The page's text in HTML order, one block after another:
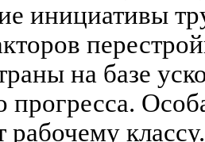
инициативы
на базе
прогресса.
рабочему